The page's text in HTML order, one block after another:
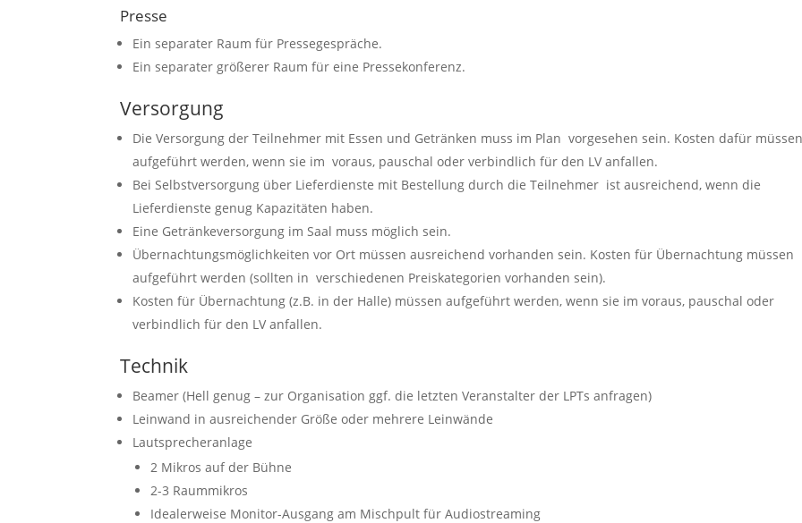
Presse
Ein separater Raum für Pressegespräche.
Ein separater größerer Raum für eine Pressekonferenz.
Versorgung
Die Versorgung der Teilnehmer mit Essen und Getränken muss im Plan vorgesehen sein. Kosten dafür
aufgeführt werden, wenn sie im voraus, pauschal oder verbindlich für den LV anfallen.
Bei Selbstversorgung über Lieferdienste mit Bestellung durch die Teilnehmer ist ausreichend, wenn die
Lieferdienste genug Kapazitäten haben.
Eine Getränkeversorgung im Saal muss möglich sein.
Übernachtungsmöglichkeiten vor Ort müssen ausreichend vorhanden sein. Kosten für Übernachtung müssen
aufgeführt werden (sollten in verschiedenen Preiskategorien vorhanden sein).
Kosten für Übernachtung (z.B. in der Halle) müssen aufgeführt werden, wenn sie im voraus, pauschal oder
verbindlich für den LV anfallen.
Technik
Beamer (Hell genug – zur Organisation ggf. die letzten Veranstalter der LPTs anfragen)
Leinwand in ausreichender Größe oder mehrere Leinwände
Lautsprecheranlage
2 Mikros auf der Bühne
2-3 Raummikros
Idealerweise Monitor-Ausgang am Mischpult für Audiostreaming